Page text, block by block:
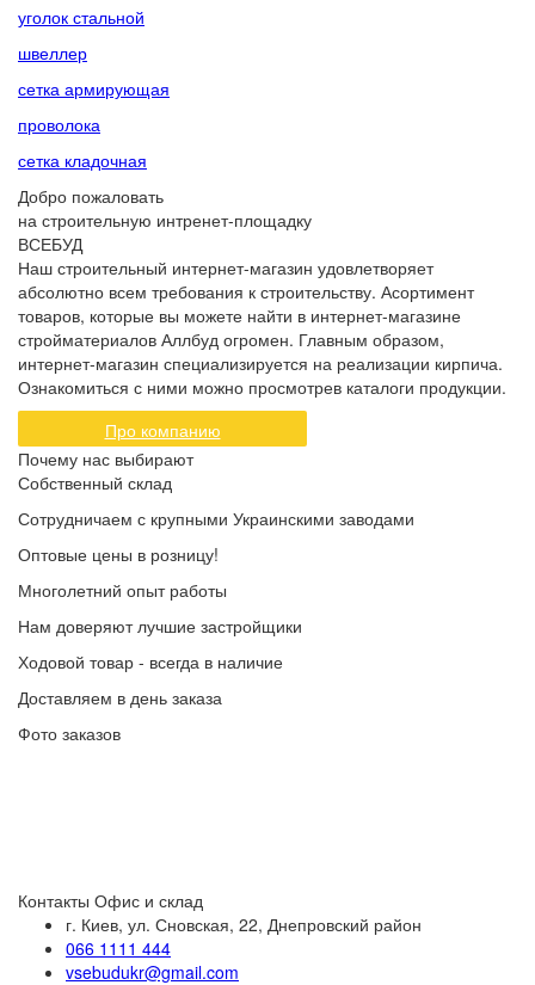
уголок стальной
швеллер
сетка армирующая
проволока
сетка кладочная
Добро пожаловать
на строительную интренет-площадку
ВСЕБУД
Наш строительный интернет-магазин удовлетворяет
абсолютно всем требования к строительству. Асортимент
товаров, которые вы можете найти в интернет-магазине
стройматериалов Аллбуд огромен. Главным образом,
интернет-магазин специализируется на реализации кирпича.
Ознакомиться с ними можно просмотрев каталоги продукции.
Про компанию
Почему нас выбирают
Собственный склад
Сотрудничаем с крупными Украинскими заводами
Оптовые цены в розницу!
Многолетний опыт работы
Нам доверяют лучшие застройщики
Ходовой товар - всегда в наличие
Доставляем в день заказа
Фото заказов
Контакты Офис и склад
г. Киев, ул. Сновская, 22, Днепровский район
066 1111 444
vsebudukr@gmail.com